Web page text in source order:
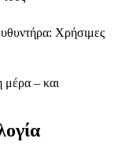
Χρήσιμες
μέρα – και